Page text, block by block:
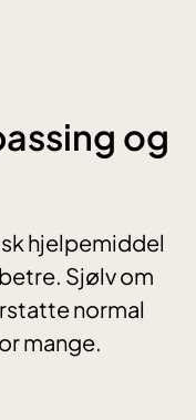
og
hjelpemiddel
Sjølv om
normal
mange.